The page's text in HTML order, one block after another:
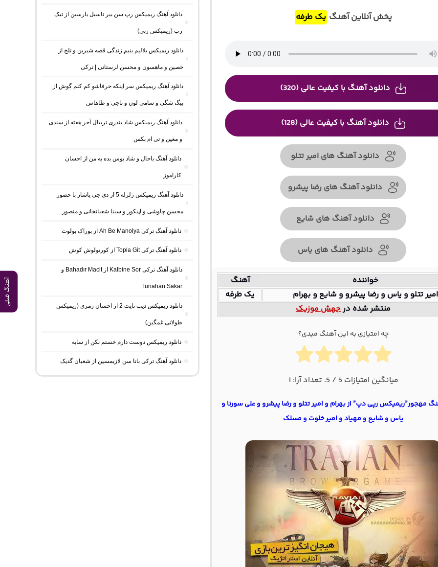
آهنگ قبلی
پخش آنلاین آهنگ یک طرفه
دانلود آهنگ با کیفیت عالی (320)
دانلود آهنگ با کیفیت عالی (128)
دانلود آهنگ های امیر تتلو
دانلود آهنگ های رضا پیشرو
دانلود آهنگ های شایع
دانلود آهنگ های یاس
خواننده
آهنگ
امیر تتلو و یاس و رضا پیشرو و شایع و بهرام
یک طرفه
منتشر شده درجهش موزیک
چه امتیازی به این آهنگ میدی؟
میانگین امتیازات 5 / 5. تعداد آرا: 1
مهجور”ریمیکس رپی دپ” از بهرام و امیر تتلو و رضا پیشرو و علی سورنا و
یاس و شایع و مهیاد و امیر خلوت و مسلک
دانلود آهنگ ریمیکس رپ سن بیر ناسیل یارسین از تیک
رپ (ریمیکس رپی)
دانلود ریمیکس بلالیم بنیم زندگی قصه شیرین و تلخ از
حصین و ماهسون و محسن لرستانی | ترکی
دانلود آهنگ ریمیکس سر اینکه حرفاشو کم کنم گوش از
بیگ شگی و سامی لون و ناجی و طاهاس
دانلود آهنگ ریمیکس شاد بندری تریبال آخر هفته از سندی
و معین و تی ام بکس
دانلود آهنگ باحال و شاد بوس بده به من از احسان
کاراموز
دانلود آهنگ ریمیکس زلزله 5 از دی جی یاشار با حضور
محسن چاوشی و اپیکور و سینا شعبانخانی و منصور
دانلود آهنگ ترکی Ah Be Manolya از بوراک بولوت
دانلود آهنگ ترکی Topla Git از کورتولوش کوش
دانلود آهنگ ترکی Kalbine Sor از Bahadır Macit و
Tunahan Sakar
دانلود ریمیکس دیپ نایت 2 از احسان رمزی (ریمیکس
طولانی غمگین)
دانلود ریمیکس دوست دارم خستم نکن از سایه
دانلود آهنگ ترکی بانا سن لازیمسین از شعبان گدیک